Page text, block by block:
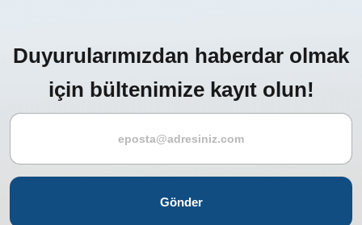
Duyurularımızdan haberdar olmak
için bültenimize kayıt olun!
Gönder